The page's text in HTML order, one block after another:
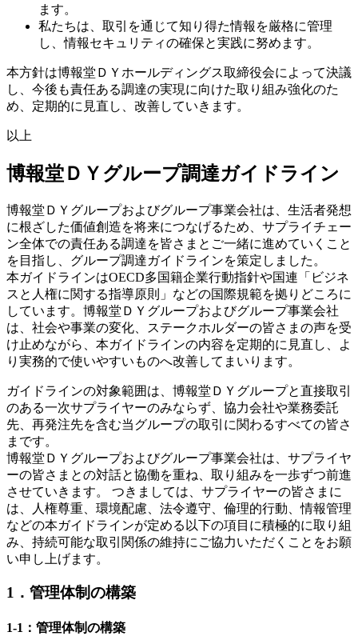
ます。
私たちは、取引を通じて知り得た情報を厳格に管理
し、情報セキュリティの確保と実践に努めます。
本方針は博報堂ＤＹホールディングス取締役会によって決議
し、今後も責任ある調達の実現に向けた取り組み強化のた
め、定期的に見直し、改善していきます。
以上
博報堂ＤＹグループ調達ガイドライン
博報堂ＤＹグループおよびグループ事業会社は、生活者発想
に根ざした価値創造を将来につなげるため、サプライチェー
ン全体での責任ある調達を皆さまとご一緒に進めていくこと
を目指し、グループ調達ガイドラインを策定しました。
本ガイドラインはOECD多国籍企業行動指針や国連「ビジネ
スと人権に関する指導原則」などの国際規範を拠りどころに
しています。博報堂ＤＹグループおよびグループ事業会社
は、社会や事業の変化、ステークホルダーの皆さまの声を受
け止めながら、本ガイドラインの内容を定期的に見直し、よ
り実務的で使いやすいものへ改善してまいります。
ガイドラインの対象範囲は、博報堂ＤＹグループと直接取引
のある一次サプライヤーのみならず、協力会社や業務委託
先、再発注先を含む当グループの取引に関わるすべての皆さ
まです。
博報堂ＤＹグループおよびグループ事業会社は、サプライヤ
ーの皆さまとの対話と協働を重ね、取り組みを一歩ずつ前進
させていきます。 つきましては、サプライヤーの皆さまに
は、人権尊重、環境配慮、法令遵守、倫理的行動、情報管理
などの本ガイドラインが定める以下の項目に積極的に取り組
み、持続可能な取引関係の維持にご協力いただくことをお願
い申し上げます。
1．管理体制の構築
1-1：管理体制の構築